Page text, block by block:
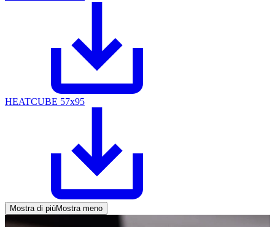
HEATCUBE 57x95
Mostra di piùMostra meno